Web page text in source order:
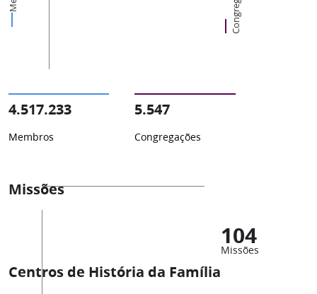
4.517.233
Membros
5.547
Congregações
Missões
104
Missões
Centros de História da Família